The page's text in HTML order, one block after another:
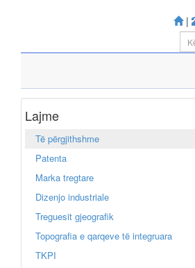
|
Lajme
Të përgjithshme
Patenta
Marka tregtare
Dizenjo industriale
Treguesit gjeografik
Topografia e qarqeve të integruara
TKPI